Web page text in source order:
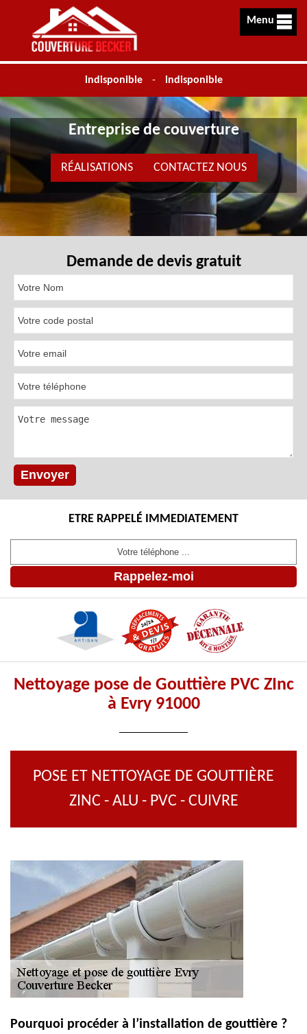
Menu
indisponible - indisponible
Entreprise de couverture
RÉALISATIONS CONTACTEZ NOUS
Demande de devis gratuit
ETRE RAPPELÉ IMMEDIATEMENT
Nettoyage pose de Gouttière PVC ZInc
à Evry 91000
POSE ET NETTOYAGE DE GOUTTIÈRE
ZINC - ALU - PVC - CUIVRE
Pourquoi procéder à l’installation de gouttière ?